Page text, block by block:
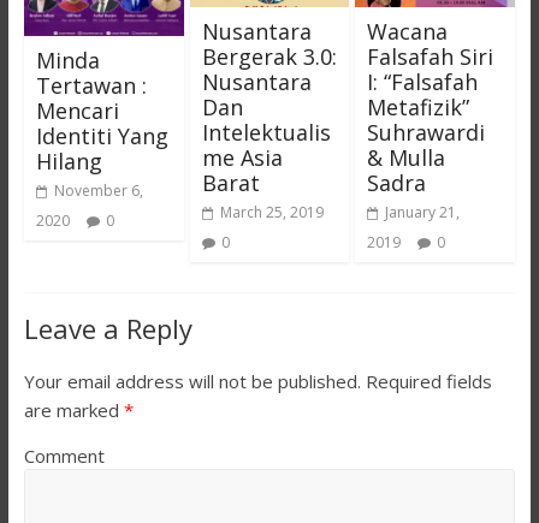
Minda
Tertawan :
Mencari
Identiti Yang
Hilang
November 6,
2020
0
Nusantara
Bergerak 3.0:
Nusantara
Dan
Intelektualis
me Asia
Barat
March 25, 2019
0
Wacana
Falsafah Siri
I: “Falsafah
Metafizik”
Suhrawardi
& Mulla
Sadra
January 21,
2019
0
Leave a Reply
Your email address will not be published. Required fields
are marked *
Comment